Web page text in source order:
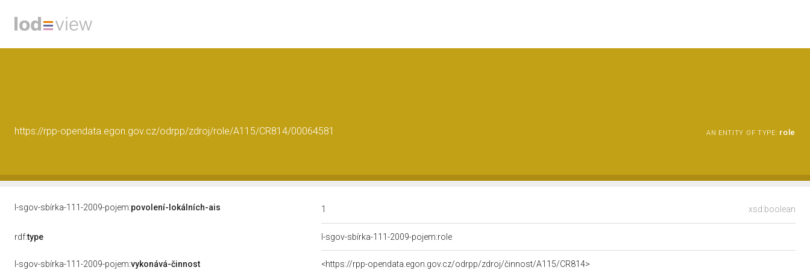
https://rpp-opendata.egon.gov.cz/odrpp/zdroj/role/A115/CR814/00064581 AN ENTITY OF TYPE: role
l-sgov-sbírka-111-2009-pojem:povolení-lokálních-ais xsd:boolean
1
rdf:type l-sgov-sbírka-111-2009-pojem:role
l-sgov-sbírka-111-2009-pojem:vykonává-činnost <https://rpp-opendata.egon.gov.cz/odrpp/zdroj/činnost/A115/CR814>